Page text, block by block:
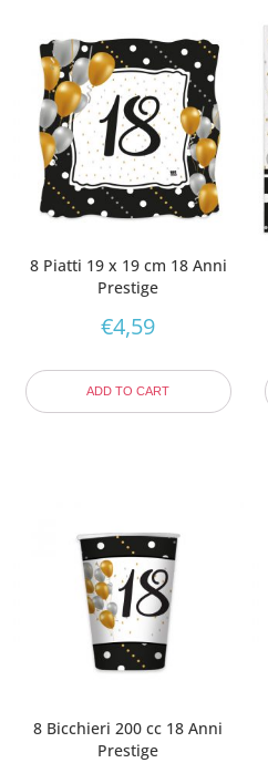
8 Piatti 19 x 19 cm 18 Anni
Prestige
€4,59
ADD TO CART
8 Bicchieri 200 cc 18 Anni
Prestige